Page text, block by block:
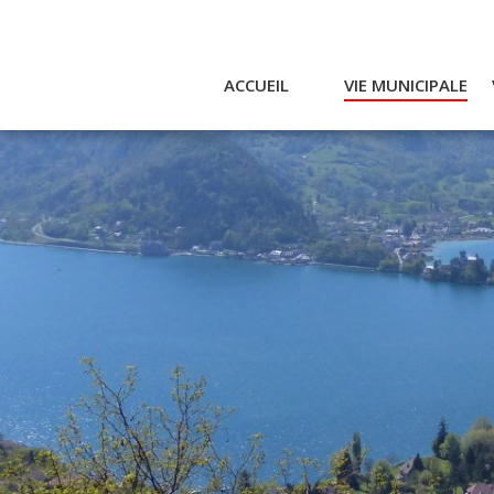
ACCUEIL VIE MUNICIPALE
Actualités et agenda
Conseil municipal
Actes
Réglementaires
Services municipaux
Intercommunalité
Emplois / Marchés
Finances